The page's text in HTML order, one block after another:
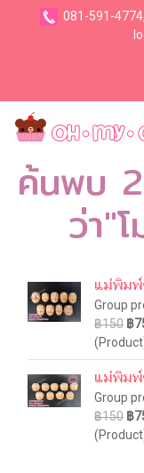
081-591-4774,
ค้นพบ
ว่า"
แม่พิม
Group
฿150 ฿
แม่พิมพ์
Group
฿150 ฿